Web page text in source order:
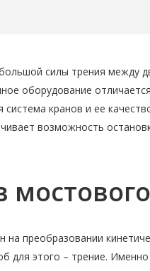
силы трения между
оборудование
кранов и ее
возможность
преобразовании
для этого – трение.